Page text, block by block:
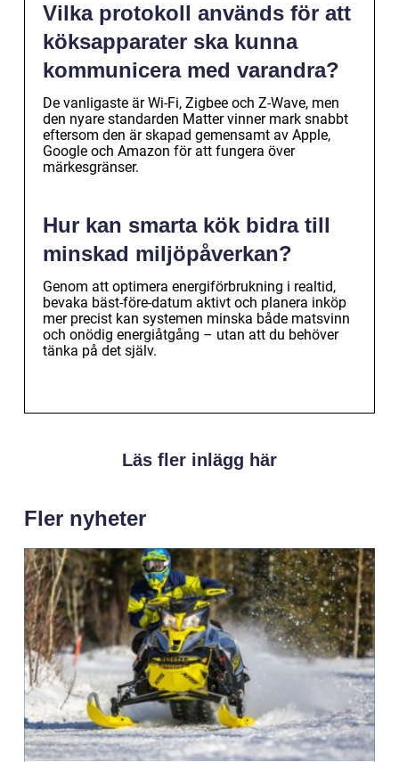
Vilka protokoll används för att
köksapparater ska kunna
kommunicera med varandra?
De vanligaste är Wi-Fi, Zigbee och Z-Wave, men
den nyare standarden Matter vinner mark snabbt
eftersom den är skapad gemensamt av Apple,
Google och Amazon för att fungera över
märkesgränser.
Hur kan smarta kök bidra till
minskad miljöpåverkan?
Genom att optimera energiförbrukning i realtid,
bevaka bäst-före-datum aktivt och planera inköp
mer precist kan systemen minska både matsvinn
och onödig energiåtgång – utan att du behöver
tänka på det själv.
Läs fler inlägg här
Fler nyheter